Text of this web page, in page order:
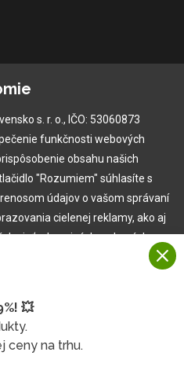
💥
ceny na trhu.
s. r. o., IČO: 53060873
funkčnosti webových
obsahu našich
"Rozumiem" súhlasíte s
údajov o vašom správaní
cielenej reklamy, ako aj
sieťach na iných webových
používame niekoľko kategórií